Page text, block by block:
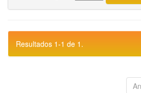
Resultados 1-1 de 1.